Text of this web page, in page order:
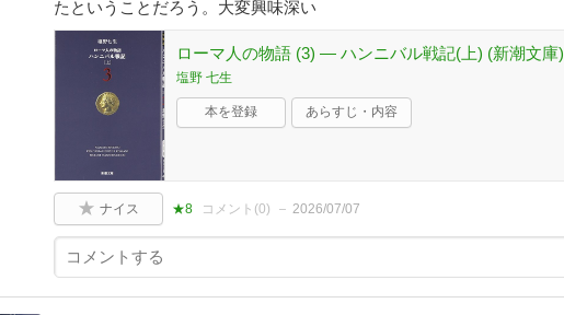
たということだろう。大変興味深い
ローマ人の物語 (3) ― ハンニバル戦記(上) (新潮文庫)
塩野 七生
本を登録 あらすじ・内容
ナイス ★8 コメント(0) 2026/07/07